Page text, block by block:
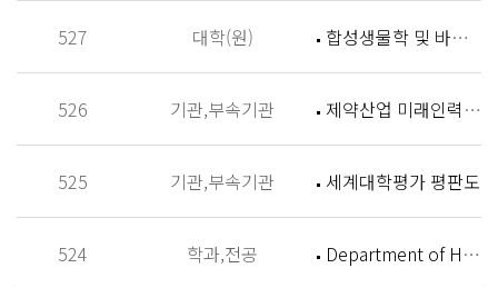
527 대학(원) 합성생물학 및 바이오신소재개발 연구실 (Synthetic Biology and Biomaterials Lab,SBBL)
526 기관,부속기관 제약산업 미래인력 양성센터 홈페이지
525 기관,부속기관 세계대학평가 평판도
524 학과,전공 Department of History